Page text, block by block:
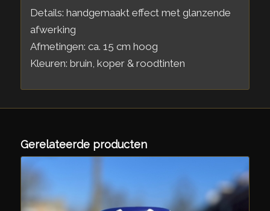
Details: handgemaakt effect met glanzende
afwerking
Afmetingen: ca. 15 cm hoog
Kleuren: bruin, koper & roodtinten
Gerelateerde producten